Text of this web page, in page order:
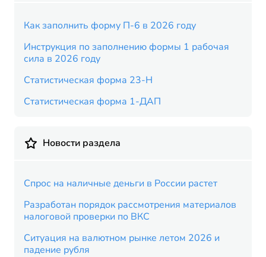
Как заполнить форму П-6 в 2026 году
Инструкция по заполнению формы 1 рабочая
сила в 2026 году
Статистическая форма 23-Н
Статистическая форма 1-ДАП
Новости раздела
Спрос на наличные деньги в России растет
Разработан порядок рассмотрения материалов
налоговой проверки по ВКС
Ситуация на валютном рынке летом 2026 и
падение рубля